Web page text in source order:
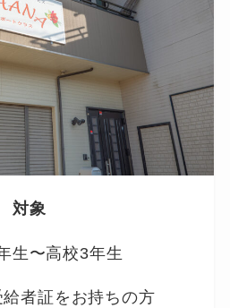
対象
生〜高校3年生
者証をお持ちの方